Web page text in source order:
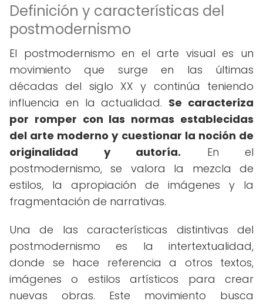
Definición y características del
postmodernismo
El postmodernismo en el arte visual es un
movimiento que surge en las últimas
décadas del siglo XX y continúa teniendo
influencia en la actualidad. Se caracteriza
por romper con las normas establecidas
del arte moderno y cuestionar la noción de
originalidad y autoría. En el
postmodernismo, se valora la mezcla de
estilos, la apropiación de imágenes y la
fragmentación de narrativas.
Una de las características distintivas del
postmodernismo es la intertextualidad,
donde se hace referencia a otros textos,
imágenes o estilos artísticos para crear
nuevas obras. Este movimiento busca